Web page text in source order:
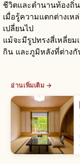
ชีวิตและตำนานท้องถิ่น
เมื่อรู้ความแตกต่างเห
เปลี่ยนไป
แม้จะมีรูปทรงสี่เหลี่ย
กิน และภูมิหลังที่ต่าง
อ่านเพิ่มเติม →